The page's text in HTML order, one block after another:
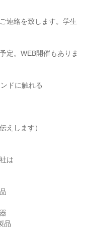
連絡を致します。学生
定。WEB開催もありま
ドに触れる
えします）
は
品